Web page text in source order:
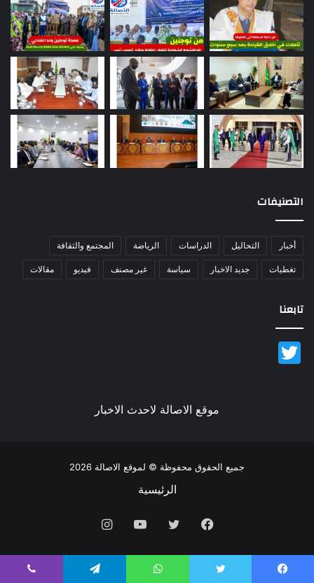
التصنيفات
أخبار التحاليل الدراسات الرياضة المجتمع والثقافة
تغطيات جديد الاخبار سياسة غير مصنف فيديو مقالات
تابعنا
موقع الاصالة لاحدث الاخبار
جميع الحقوق محفوظة © لموقع الاصالة 2026
الرئيسية
فيسبوك تويتر يوتيوب